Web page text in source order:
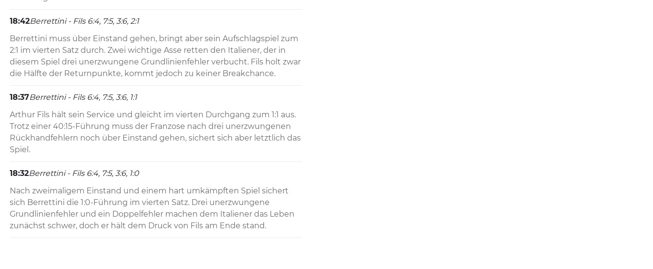
18:42Berrettini - Fils 6:4, 7:5, 3:6, 2:1
Berrettini muss über Einstand gehen, bringt aber sein Aufschlagspiel zum
2:1 im vierten Satz durch. Zwei wichtige Asse retten den Italiener, der in
diesem Spiel drei unerzwungene Grundlinienfehler verbucht. Fils holt zwar
die Hälfte der Returnpunkte, kommt jedoch zu keiner Breakchance.
18:37Berrettini - Fils 6:4, 7:5, 3:6, 1:1
Arthur Fils hält sein Service und gleicht im vierten Durchgang zum 1:1 aus.
Trotz einer 40:15-Führung muss der Franzose nach drei unerzwungenen
Rückhandfehlern noch über Einstand gehen, sichert sich aber letztlich das
Spiel.
18:32Berrettini - Fils 6:4, 7:5, 3:6, 1:0
Nach zweimaligem Einstand und einem hart umkämpften Spiel sichert
sich Berrettini die 1:0-Führung im vierten Satz. Drei unerzwungene
Grundlinienfehler und ein Doppelfehler machen dem Italiener das Leben
zunächst schwer, doch er hält dem Druck von Fils am Ende stand.